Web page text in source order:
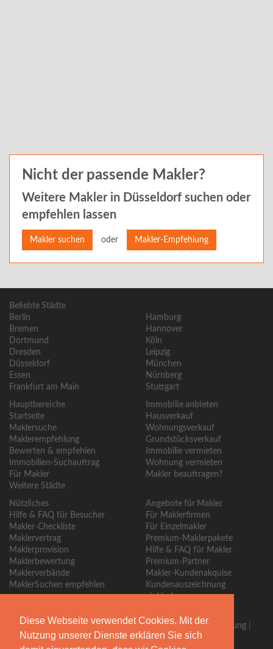
Diese Webseite verwendet Cookies. Mit der
Nutzung unserer Dienste erklären Sie sich
Nicht der passende Makler?
Weitere Makler in Düsseldorf suchen oder
empfehlen lassen
Makler suchen oder Makler-Empfehlung
Beliebte Städte
Berlin
Bremen
Dortmund
Dresden
Düsseldorf
Essen
Frankfurt am Main
Hamburg
Hannover
Köln
Leipzig
München
Nürnberg
Stuttgart
Hauptbereiche
Startseite
Maklersuche
Maklerempfehlung
Bewerten & empfehlen
Immobilien-Suchauftrag
Für Makler
Weitere Städte
Immobilie anbieten
Hausverkauf
Wohnungsverkauf
Grundstücksverkauf
Immobilie vermieten
Wohnung vermieten
Makler beauftragen?
Nützliches
Hilfe & FAQ für Besucher
Makler-Checkliste
Maklervertrag
Maklerprovision
Maklerbewertung
Maklerverbände
MaklerSuchen empfehlen
Angebote für Makler
Für Maklerfirmen
Für Einzelmakler
Premium-Maklerpakete
Hilfe & FAQ für Makler
Premium-Partner
Makler-Kundenakquise
Kundenauszeichnung
einbinden
Über uns|Blog|Kontakt | Partner |Presse| Qualitätssicherung
Bewertungsrichtlinien